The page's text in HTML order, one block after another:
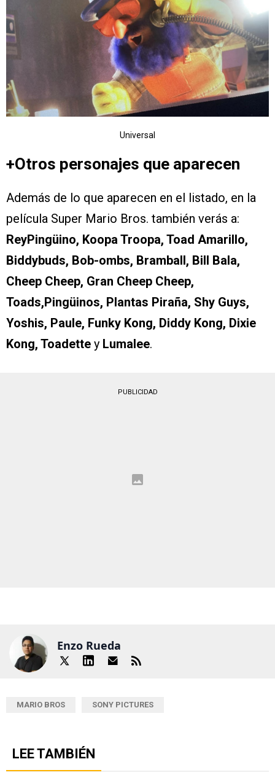
Universal
+Otros personajes que aparecen
Además de lo que aparecen en el listado, en la
película Super Mario Bros. también verás a:
ReyPingüino, Koopa Troopa, Toad Amarillo,
Biddybuds, Bob-ombs, Bramball, Bill Bala,
Cheep Cheep, Gran Cheep Cheep,
Toads,Pingüinos, Plantas Piraña, Shy Guys,
Yoshis, Paule, Funky Kong, Diddy Kong, Dixie
Kong, Toadette y Lumalee.
PUBLICIDAD
Enzo Rueda
MARIO BROS SONY PICTURES
LEE TAMBIÉN